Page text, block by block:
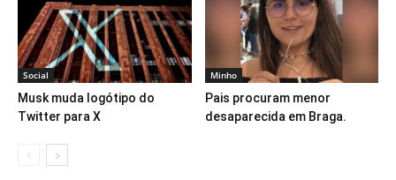
Social
Musk muda logótipo do
Twitter para X
Minho
Pais procuram menor
desaparecida em Braga.